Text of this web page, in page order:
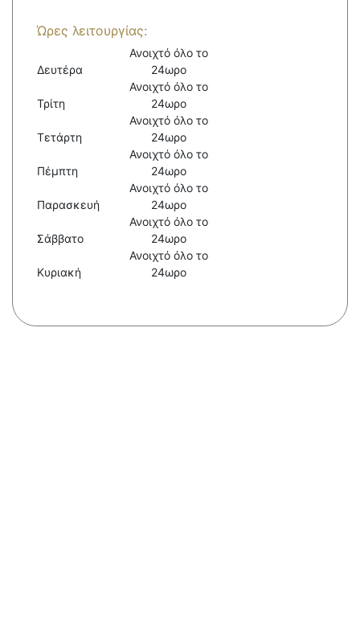
Ώρες λειτουργίας:
Δευτέρα
Ανοιχτό όλο το
24ωρο
Τρίτη
Ανοιχτό όλο το
24ωρο
Τετάρτη
Ανοιχτό όλο το
24ωρο
Πέμπτη
Ανοιχτό όλο το
24ωρο
Παρασκευή
Ανοιχτό όλο το
24ωρο
Σάββατο
Ανοιχτό όλο το
24ωρο
Κυριακή
Ανοιχτό όλο το
24ωρο